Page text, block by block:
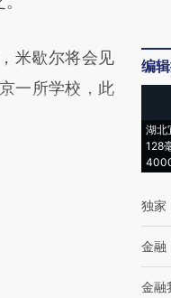
米歇尔将会见
一所学校，此
编
湖北
128
独家
金融
金融